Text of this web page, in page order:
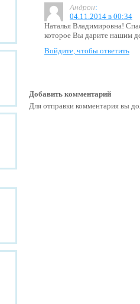
Андрон:
04.11.2014 в 00:34
Наталья Владимировна!
которое Вы дарите
Войдите, чтобы ответить
Добавить комментарий
Для отправки комментария вы